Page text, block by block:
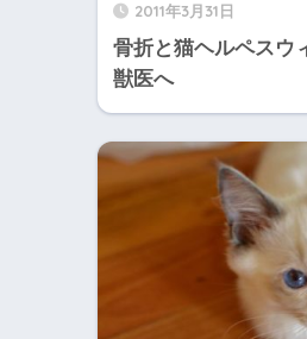
2011年3月31日
骨折と猫ヘルペスウ
獣医へ